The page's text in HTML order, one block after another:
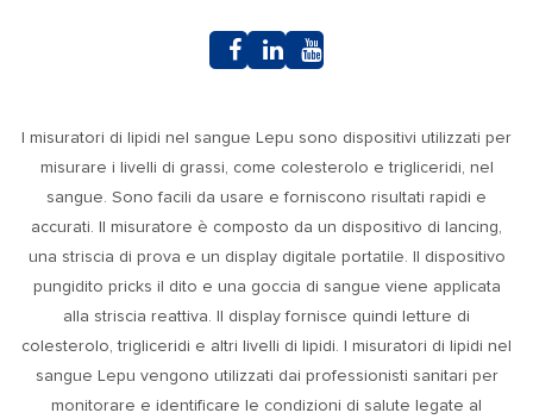
I misuratori di lipidi nel sangue Lepu sono dispositivi utilizzati per
misurare i livelli di grassi, come colesterolo e trigliceridi, nel
sangue. Sono facili da usare e forniscono risultati rapidi e
accurati. Il misuratore è composto da un dispositivo di lancing,
una striscia di prova e un display digitale portatile. Il dispositivo
pungidito pricks il dito e una goccia di sangue viene applicata
alla striscia reattiva. Il display fornisce quindi letture di
colesterolo, trigliceridi e altri livelli di lipidi. I misuratori di lipidi nel
sangue Lepu vengono utilizzati dai professionisti sanitari per
monitorare e identificare le condizioni di salute legate al